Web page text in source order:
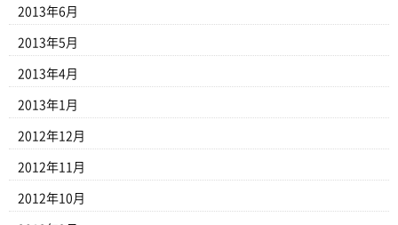
2013年6月
2013年5月
2013年4月
2013年1月
2012年12月
2012年11月
2012年10月